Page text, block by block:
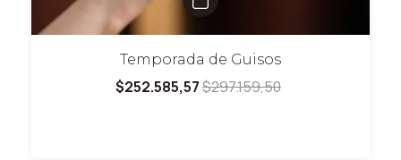
Temporada de Guisos
$252.585,57$297.159,50